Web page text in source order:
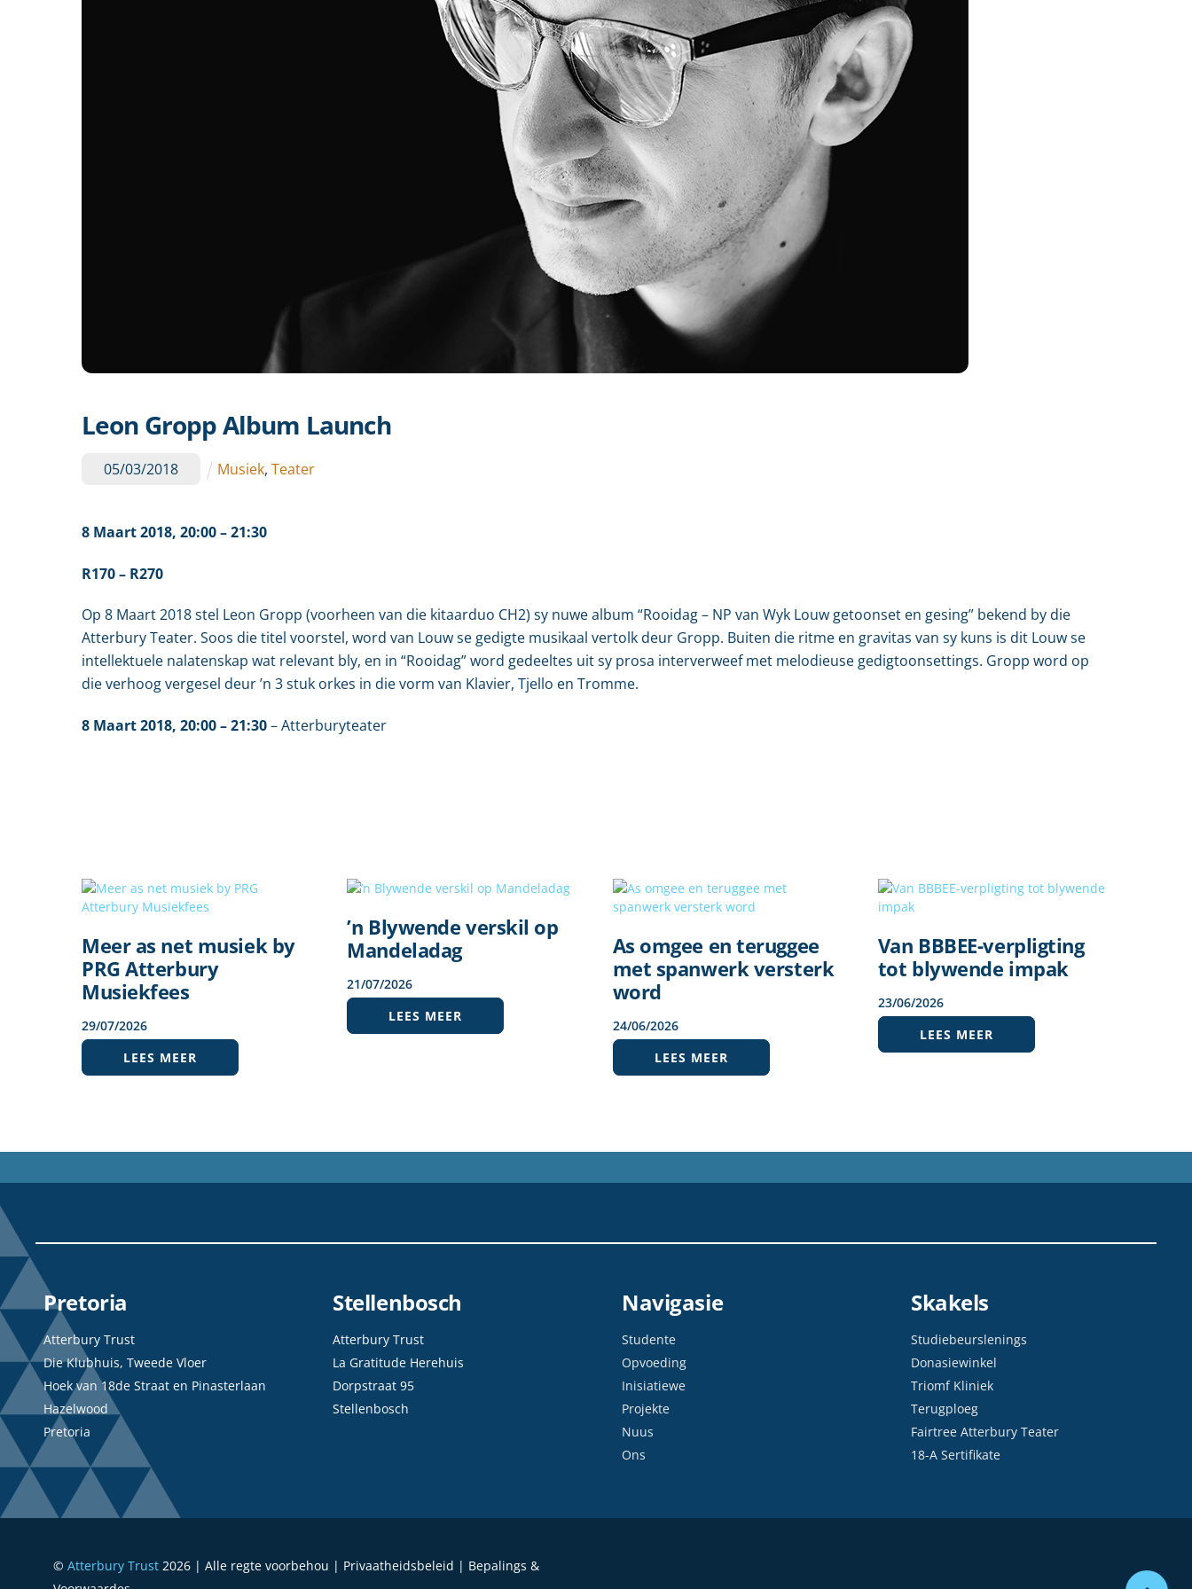
Leon Gropp Album Launch
05/03/2018 Musiek, Teater
8 Maart 2018, 20:00– 21:30
R170 – R270
Op 8 Maart 2018 stel Leon Gropp (voorheen van die kitaarduo CH2) sy nuwe album “Rooidag – NP van Wyk Louw getoonset en gesing” bekend by die
Atterbury Teater. Soos die titel voorstel, word van Louw se gedigte musikaal vertolk deur Gropp. Buiten die ritme en gravitas van sy kuns is dit Louw se
intellektuele nalatenskap wat relevant bly, en in “Rooidag” word gedeeltes uit sy prosa interverweef met melodieuse gedigtoonsettings. Gropp word op
die verhoog vergesel deur ’n 3 stuk orkes in die vorm van Klavier, Tjello en Tromme.
8 Maart 2018, 20:00– 21:30–Atterburyteater
Meer as net musiek by
PRG Atterbury
Musiekfees
29/07/2026
LEES MEER
’n Blywende verskil op
Mandeladag
21/07/2026
LEES MEER
As omgee en teruggee
met spanwerk versterk
word
24/06/2026
LEES MEER
Van BBBEE-verpligting
tot blywende impak
23/06/2026
LEES MEER
Pretoria
Atterbury Trust
Die Klubhuis, Tweede Vloer
Hoek van 18de Straat en Pinasterlaan
Hazelwood
Pretoria
Stellenbosch
Atterbury Trust
La Gratitude Herehuis
Dorpstraat 95
Stellenbosch
Navigasie
Studente
Opvoeding
Inisiatiewe
Projekte
Nuus
Ons
Skakels
Studiebeurslenings
Donasiewinkel
Triomf Kliniek
Terugploeg
Fairtree Atterbury Teater
18-A Sertifikate
© Atterbury Trust2026 | Alle regte voorbehou | Privaatheidsbeleid | Bepalings &